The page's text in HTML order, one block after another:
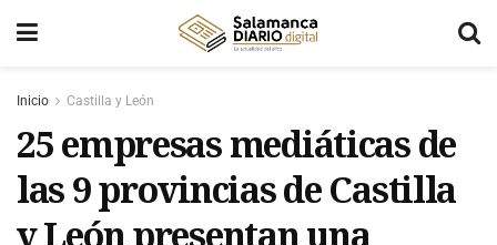
Inicio Castilla y León
25 empresas mediáticas de
las 9 provincias de Castilla
y León presentan una